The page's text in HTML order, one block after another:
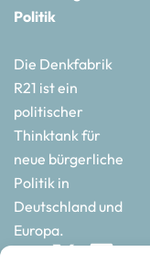
Politik
Die Denkfabrik
R21 ist ein
politischer
Thinktank für
neue bürgerliche
Politik in
Deutschland und
Europa.